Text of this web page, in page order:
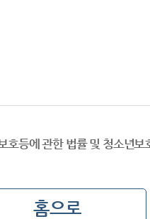
호등에 관한 법률 및 청소년보
홈으로